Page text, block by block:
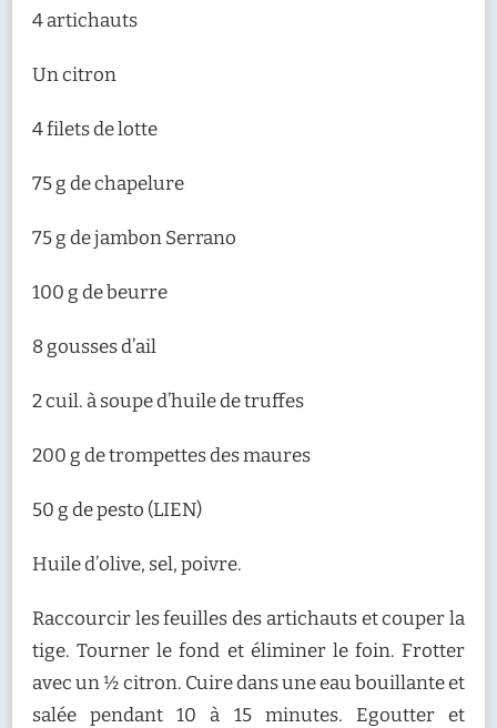
4 artichauts
Un citron
4 filets de lotte
75 g de chapelure
75 g de jambon Serrano
100 g de beurre
8 gousses d’ail
2 cuil. à soupe d’huile de truffes
200 g de trompettes des maures
50 g de pesto (LIEN)
Huile d’olive, sel, poivre.
Raccourcir les feuilles des artichauts et couper la
tige. Tourner le fond et éliminer le foin. Frotter
avec un ½ citron. Cuire dans une eau bouillante et
salée pendant 10 à 15 minutes. Egoutter et